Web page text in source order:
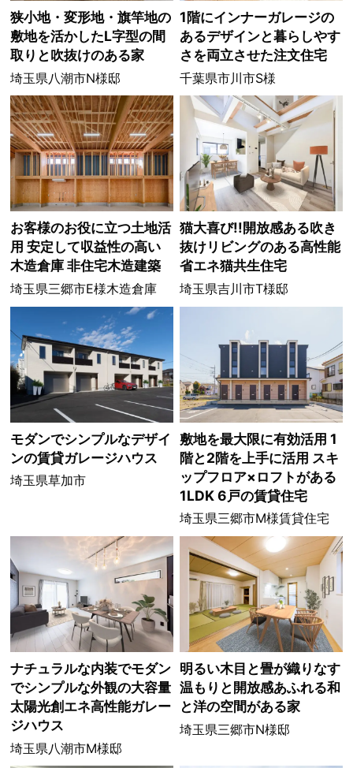
狭小地・変形地・旗竿地の
敷地を活かしたL字型の間
取りと吹抜けのある家
埼玉県八潮市N様邸
1階にインナーガレージの
あるデザインと暮らしやす
さを両立させた注文住宅
千葉県市川市S様
お客様のお役に立つ土地活
用 安定して収益性の高い
木造倉庫 非住宅木造建築
埼玉県三郷市E様木造倉庫
猫大喜び!!開放感ある吹き
抜けリビングのある高性能
省エネ猫共生住宅
埼玉県吉川市T様邸
モダンでシンプルなデザイ
ンの賃貸ガレージハウス
埼玉県草加市
敷地を最大限に有効活用 1
階と2階を上手に活用 スキ
ップフロア×ロフトがある
1LDK 6戸の賃貸住宅
埼玉県三郷市M様賃貸住宅
ナチュラルな内装でモダン
でシンプルな外観の大容量
太陽光創エネ高性能ガレー
ジハウス
埼玉県八潮市M様邸
明るい木目と畳が織りなす
温もりと開放感あふれる和
と洋の空間がある家
埼玉県三郷市N様邸